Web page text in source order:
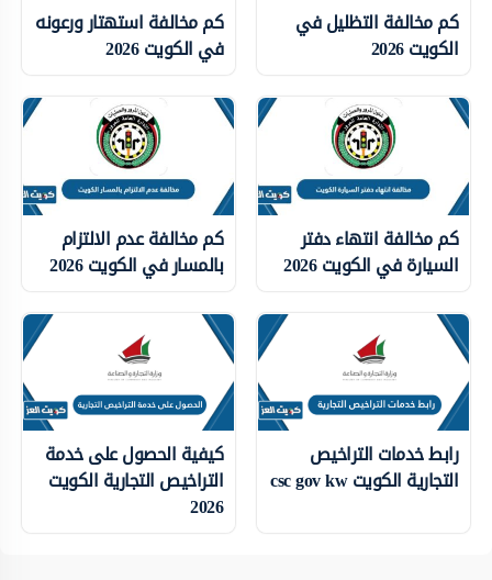
كم مخالفة التظليل في
الكويت 2026
كم مخالفة استهتار ورعونه
في الكويت 2026
كم مخالفة انتهاء دفتر
السيارة في الكويت 2026
كم مخالفة عدم الالتزام
بالمسار في الكويت 2026
رابط خدمات التراخيص
التجارية الكويت csc gov kw
كيفية الحصول على خدمة
التراخيص التجارية الكويت
2026